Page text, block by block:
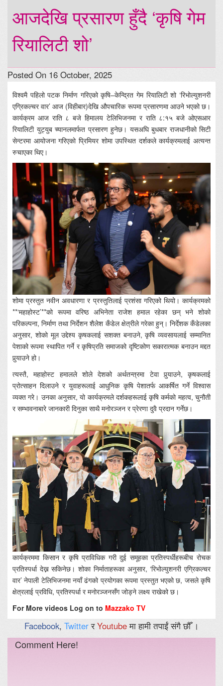
आजदेखि प्रसारण हुँदै ‘कृषि गेम
रियालिटी शो’
Posted On 16 October, 2025
विश्वमै पहिलो पटक निर्माण गरिएको कृषि–केन्द्रित गेम रियालिटी शो ‘रिभोल्युशनरी
एग्रिकल्चर वार’ आज (विहीबार)देखि औपचारिक रूपमा प्रसारणमा आउने भएको छ।
कार्यक्रम आज राति ८ बजे हिमालय टेलिभिजनमा र राति ८:१५ बजे ओएसआर
रियालिटी युट्युब च्यानलमार्फत प्रसारण हुनेछ। यसअघि बुधबार राजधानीको सिटी
सेन्टरमा आयोजना गरिएको प्रिमियर शोमा उपस्थित दर्शकले कार्यक्रमलाई अत्यन्त
रुचाएका थिए।
शोमा प्रस्तुत नवीन अवधारणा र प्रस्तुतिलाई प्रशंसा गरिएको थियो। कार्यक्रमको
**‘महाहोस्ट’**को रूपमा वरिष्ठ अभिनेता राजेश हमाल रहेका छन् भने शोको
परिकल्पना, निर्माण तथा निर्देशन शैलेश कँडेल क्षेत्रीले गरेका हुन्। निर्देशक कँडेलका
अनुसार, शोको मूल उद्देश्य कृषकलाई सशक्त बनाउने, कृषि व्यवसायलाई सम्मानित
पेशाको रूपमा स्थापित गर्ने र कृषिप्रति समाजको दृष्टिकोण सकारात्मक बनाउन मद्दत
पुर्‍याउने हो।
त्यस्तै, महाहोस्ट हमालले शोले देशको अर्थतन्त्रमा टेवा पुर्‍याउने, कृषकलाई
प्रोत्साहन दिलाउने र युवाहरूलाई आधुनिक कृषि पेशातर्फ आकर्षित गर्ने विश्वास
व्यक्त गरे। उनका अनुसार, यो कार्यक्रमले दर्शकहरूलाई कृषि कर्मको महत्व, चुनौती
र सम्भावनाबारे जानकारी दिनुका साथै मनोरञ्जन र प्रेरणा दुवै प्रदान गर्नेछ।
कार्यक्रममा किसान र कृषि प्राविधिक गरी दुई समूहका प्रतिस्पर्धीहरूबीच रोचक
प्रतिस्पर्धा देख्न सकिनेछ। शोका निर्माताहरूका अनुसार, ‘रिभोल्युशनरी एग्रिकल्चर
वार’ नेपाली टेलिभिजनमा नयाँ ढंगको प्रयोगका रूपमा प्रस्तुत भएको छ, जसले कृषि
क्षेत्रलाई प्रविधि, प्रतिस्पर्धा र मनोरञ्जनसँग जोड्ने लक्ष्य राखेको छ।
For More videos Log on to Mazzako TV
Facebook, TwitterरYoutubeमा हामी तपाईं संगै छौँ ।
Comment Here!